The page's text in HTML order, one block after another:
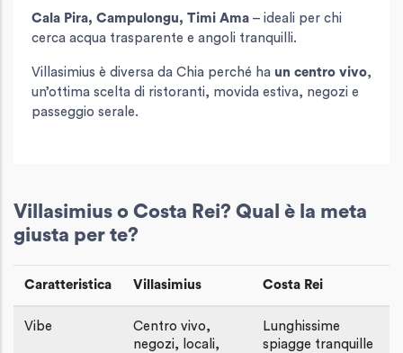
Cala Pira, Campulongu, Timi Ama – ideali per chi
cerca acqua trasparente e angoli tranquilli.
Villasimius è diversa da Chia perché ha un centro vivo,
un’ottima scelta di ristoranti, movida estiva, negozi e
passeggio serale.
Villasimius o Costa Rei? Qual è la meta
giusta per te?
Caratteristica Villasimius Costa Rei
Vibe
Centro vivo,
negozi, locali,
Lunghissime
spiagge tranquille